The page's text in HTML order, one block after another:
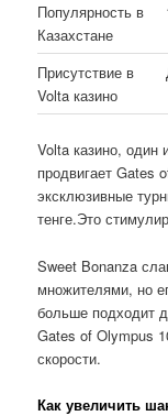
Популярность в
Казахстане
Присутствие в
Volta казино
Volta казино, один
продвигает Gates
эксклюзивные
тенге.Это
Sweet Bonanza
множителями, но
больше подходит
Gates of Olympus
скорости.
Как увеличить